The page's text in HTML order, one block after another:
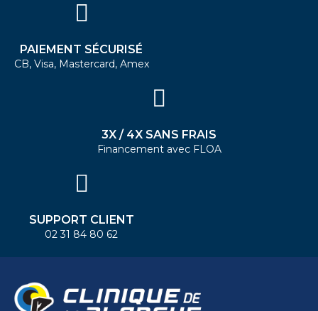
PAIEMENT SÉCURISÉ
CB, Visa, Mastercard, Amex
3X / 4X SANS FRAIS
Financement avec FLOA
SUPPORT CLIENT
02 31 84 80 62